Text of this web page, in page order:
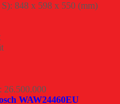
848 x 598 x 550 (mm)
26.500.000
WAW24460EU